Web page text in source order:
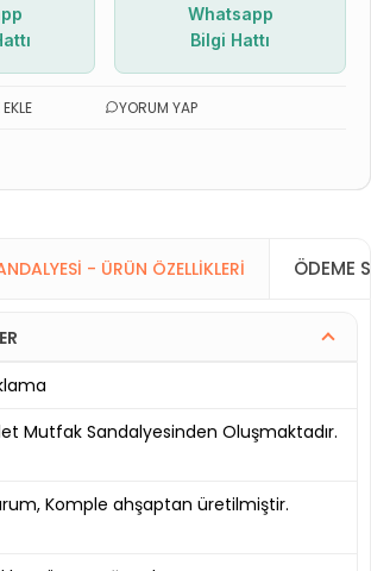
Whatsapp
Bilgi Hattı
YORUM YAP
- ÜRÜN ÖZELLIKLERI ÖDEME
Mutfak Sandalyesinden Oluşmaktadır.
Komple ahşaptan üretilmiştir.